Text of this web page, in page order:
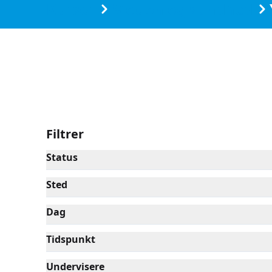
Filtrer
Status
Sted
Dag
Tidspunkt
Undervisere